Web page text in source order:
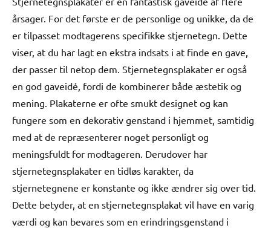
årsager. For det første er de personlige og unikke, da de
er tilpasset modtagerens specifikke stjernetegn. Dette
viser, at du har lagt en ekstra indsats i at finde en gave,
der passer til netop dem. Stjernetegnsplakater er også
en god gaveidé, fordi de kombinerer både æstetik og
mening. Plakaterne er ofte smukt designet og kan
fungere som en dekorativ genstand i hjemmet, samtidig
med at de repræsenterer noget personligt og
meningsfuldt for modtageren. Derudover har
stjernetegnsplakater en tidløs karakter, da
stjernetegnene er konstante og ikke ændrer sig over tid.
Dette betyder, at en stjernetegnsplakat vil have en varig
værdi og kan bevares som en erindringsgenstand i